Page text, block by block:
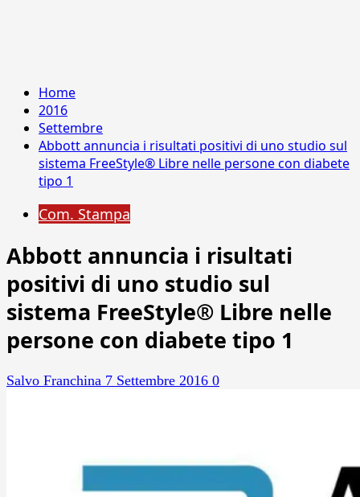
Home
2016
Settembre
Abbott annuncia i risultati positivi di uno studio sul
sistema FreeStyle® Libre nelle persone con diabete
tipo 1
Com. Stampa
Abbott annuncia i risultati
positivi di uno studio sul
sistema FreeStyle® Libre nelle
persone con diabete tipo 1
Salvo Franchina 7 Settembre 2016 0